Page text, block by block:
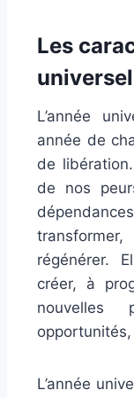
Les
L’année
année de
de
de nos
régénérer.
créer, à
nouvelles
L’année